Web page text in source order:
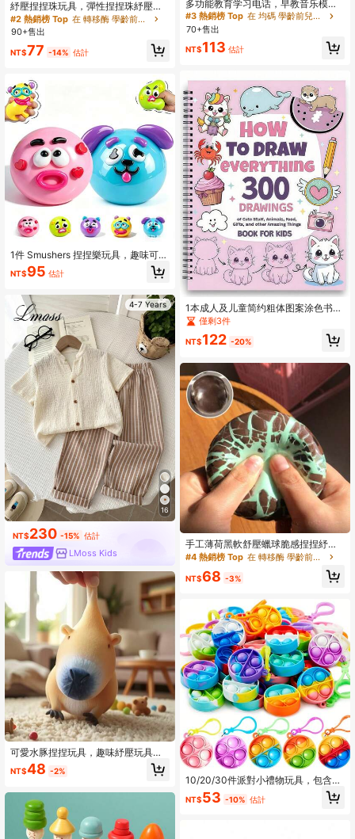
紓壓捏捏珠玩具，彈性捏捏珠紓壓玩
具，捏捏泡泡玩具，手指玩具，捏捏
玩具，感官玩具，紓壓玩具，放鬆，
手部運動玩具，適合生日派對小禮
物，柔軟，派對禮物袋填充玩具，完
#2 熱銷榜 Top
在 轉移酶 學齡前兒童玩具
90+售出
NT$77 -14% 估計
1件 Smushers 捏捏樂玩具，趣味可愛
臉部交換擠壓玩具，柔軟慢回彈捏捏
感官紓壓指尖玩具，派對小禮物，起
NT$95 估計
4-7 Years
16
NT$230 -15% 估計
LMoss Kids
可愛水豚捏捏玩具，趣味紓壓玩具，
可愛寵物動物玩具，適合教育遊戲，
青少年與成人紓壓減壓，適合開學
NT$48 -2%
多功能教育学习电话，早教音乐模拟
电话，男孩女孩玩具，节日礼物
#3 熱銷榜 Top
在 均碼 學齡前兒童玩具
70+售出
NT$113 估計
1本成人及儿童简约粗体图案涂色书，
极简设计，适合放松身心。可用作圣
诞节、万圣节、生日、儿童节礼物、
学生用品、返校用品。
僅剩3件
NT$122 -20%
手工薄荷黑軟舒壓蠟球脆感捏捏紓壓
玩具，生日禮物，巧克力表面，外殼
在運輸過程中可能會裂開但不影響使
用，捏後無法恢復原狀，在意者請勿
#4 熱銷榜 Top 在 轉移酶 學齡前兒童玩具
NT$68 -3%
10/20/30件派對小禮物玩具，包含彈
與迷你捏捏泡泡玩具，適合生日禮物
或教室獎勵，適用於復活節與開學
NT$53 -10% 估計